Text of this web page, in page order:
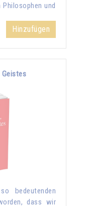
und
Hinzufügen
Geistes
bedeutenden
dass wir